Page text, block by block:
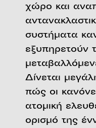
χώρο και
συστήματα
εξυπηρετούν
Δίνεται
πώς οι
ατομική
ορισμό της